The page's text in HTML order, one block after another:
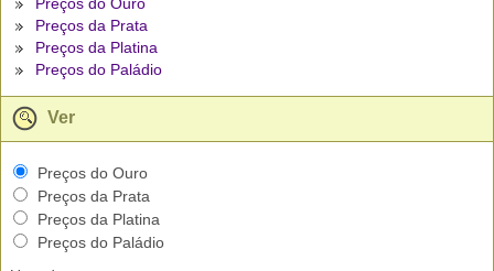
Preços da Prata
Preços da Platina
Preços do Paládio
Ver
Preços do Ouro
Preços da Prata
Preços da Platina
Preços do Paládio